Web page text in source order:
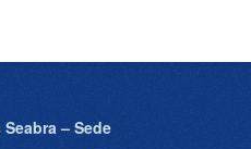
– Sede